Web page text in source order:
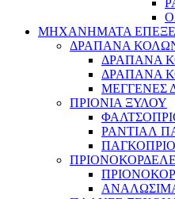
ΜΗΧΑΝΗΜΑΤΑ
ΔΡΑΠΑΝΑ
ΔΡΑΠΑΝΑ
ΔΡΑΠΑΝΑ
ΜΕΓΓΕΝΕΣ
ΠΡΙΟΝΙΑ ΞΥΛΟΥ
ΡΑΝΤΙΑΛ